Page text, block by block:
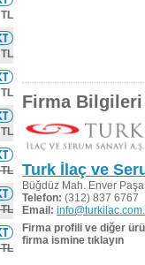
Firma Bilgileri
Turk İlaç ve
Büğdüz Mah. Enver
Telefon: (312) 837 6767
Email:
Firma profili ve diğer
firma ismine tıklayın